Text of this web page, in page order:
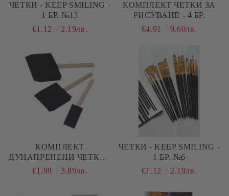
ЧЕТКИ - KEEP SMILING -
1 БР. №13
€1.12
2.19лв.
КОМПЛЕКТ ЧЕТКИ ЗА
РИСУВАНЕ - 4 БР.
€4.91
9.60лв.
КОМПЛЕКТ
ДУНАПРЕНЕНИ ЧЕТКИ -
3 БР.
€1.99 3.89лв.
ЧЕТКИ - KEEP SMILING -
1 БР. №6
€1.12
2.19лв.